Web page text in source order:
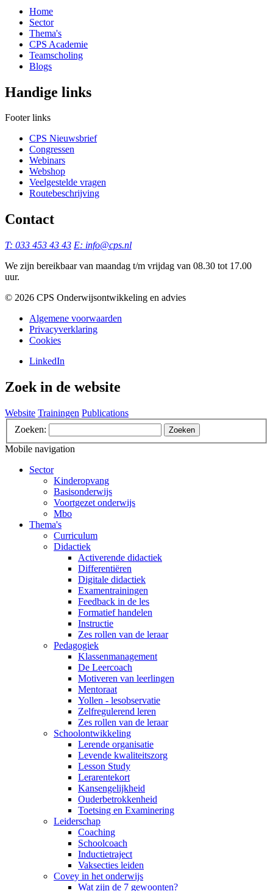
Home
Sector
Thema's
CPS Academie
Teamscholing
Blogs
Handige links
Footer links
CPS Nieuwsbrief
Congressen
Webinars
Webshop
Veelgestelde vragen
Routebeschrijving
Contact
T: 033 453 43 43 E: info@cps.nl
We zijn bereikbaar van maandag t/m vrijdag van 08.30 tot 17.00
uur.
©️ 2026 CPS Onderwijsontwikkeling en advies
Algemene voorwaarden
Privacyverklaring
Cookies
LinkedIn
Zoek in de website
Website Trainingen Publications
Zoeken:
Zoeken
Mobile navigation
Sector
Kinderopvang
Basisonderwijs
Voortgezet onderwijs
Mbo
Thema's
Curriculum
Didactiek
Activerende didactiek
Differentiëren
Digitale didactiek
Examentrainingen
Feedback in de les
Formatief handelen
Instructie
Zes rollen van de leraar
Pedagogiek
Klassenmanagement
De Leercoach
Motiveren van leerlingen
Mentoraat
Yollen - lesobservatie
Zelfregulerend leren
Zes rollen van de leraar
Schoolontwikkeling
Lerende organisatie
Levende kwaliteitszorg
Lesson Study
Lerarentekort
Kansengelijkheid
Ouderbetrokkenheid
Toetsing en Examinering
Leiderschap
Coaching
Schoolcoach
Inductietraject
Vaksecties leiden
Covey in het onderwijs
Wat zijn de 7 gewoonten?